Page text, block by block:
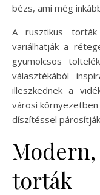
bézs, ami még
A rusztikus
variálhatják a
gyümölcsös
választékából
illeszkednek a
városi környezetben
díszítéssel
torták